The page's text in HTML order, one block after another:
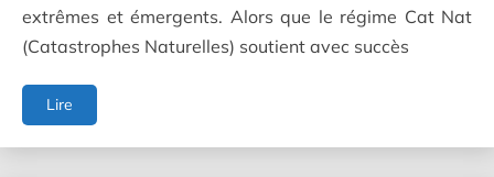
extrêmes et émergents. Alors que le régime Cat Nat
(Catastrophes Naturelles) soutient avec succès
Lire
sur
le